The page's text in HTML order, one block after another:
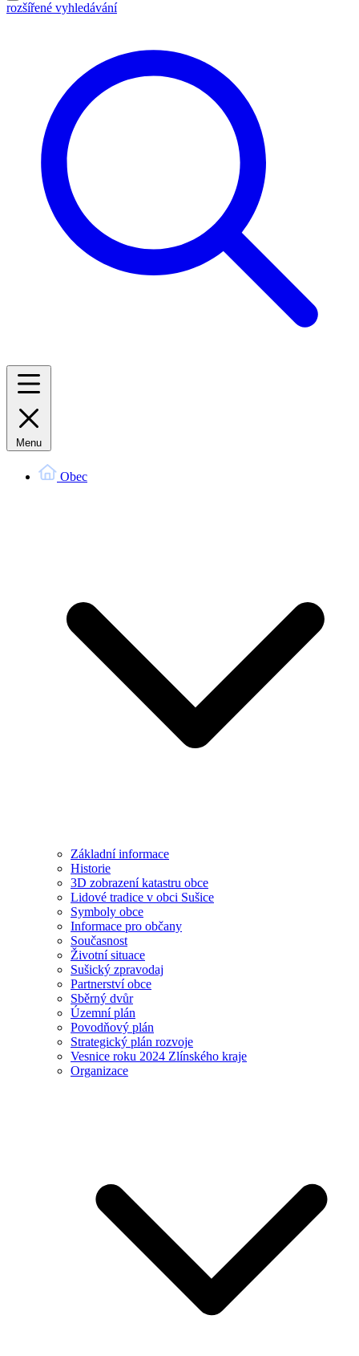
rozšířené vyhledávání
Menu
Obec
Základní informace
Historie
3D zobrazení katastru obce
Lidové tradice v obci Sušice
Symboly obce
Informace pro občany
Současnost
Životní situace
Sušický zpravodaj
Partnerství obce
Sběrný dvůr
Územní plán
Povodňový plán
Strategický plán rozvoje
Vesnice roku 2024 Zlínského kraje
Organizace